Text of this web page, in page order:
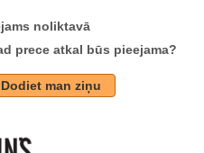
noliktavā
prece atkal būs pieejama?
Dodiet man ziņu